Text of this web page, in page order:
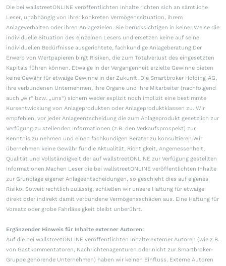
Die bei wallstreetONLINE veröffentlichten Inhalte richten sich an sämtliche
Leser, unabhängig von ihrer konkreten Vermögenssituation, ihrem
Anlageverhalten oder ihren Anlagezielen. Sie berücksichtigen in keiner Weise die
individuelle Situation des einzelnen Lesers und ersetzen keine auf seine
individuellen Bedürfnisse ausgerichtete, fachkundige Anlageberatung.Der
Erwerb von Wertpapieren birgt Risiken, die zum Totalverlust des eingesetzten
Kapitals führen können. Etwaige in der Vergangenheit erzielte Gewinne bieten
keine Gewähr für etwaige Gewinne in der Zukunft. Die Smartbroker Holding AG,
ihre verbundenen Unternehmen, ihre Organe und ihre Mitarbeiter (nachfolgend
auch „wir“ bzw. „uns“) sichern weder explizit noch implizit eine bestimmte
Kursentwicklung von Anlageprodukten oder Anlageproduktklassen zu. Wir
empfehlen, vor jeder Anlageentscheidung die zum Anlageprodukt gesetzlich zur
Verfügung zu stellenden Informationen (z.B. den Verkaufsprospekt) zur
Kenntnis zu nehmen und einen fachkundigen Berater zu konsultieren.Wir
übernehmen keine Gewähr für die Aktualität, Richtigkeit, Angemessenheit,
Qualität und Vollständigkeit der auf wallstreetONLINE zur Verfügung gestellten
Informationen.Machen Leser die bei wallstreetONLINE veröffentlichten Inhalte
zur Grundlage eigener Anlageentscheidungen, so geschieht dies auf eigenes
Risiko. Soweit rechtlich zulässig, schließen wir unsere Haftung für etwaige
direkt oder indirekt damit verbundene Vermögensschäden aus. Eine Haftung für
Vorsatz oder grobe Fahrlässigkeit bleibt unberührt.
Ergänzender Hinweis für Inhalte externer Autoren:
Auf die bei wallstreetONLINE veröffentlichten Inhalte externer Autoren (wie z.B.
von Gastkommentatoren, Nachrichtenagenturen oder nicht zur Smartbroker-
Gruppe gehörende Unternehmen) haben wir keinen Einfluss. Externe Autoren